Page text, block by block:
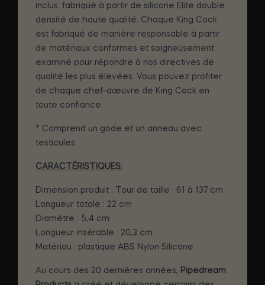
inclus. fabriqué à partir de silicone Elite double
densité de haute qualité. Chaque King Cock
est fabriqué de manière responsable à partir
de matériaux conformes et soigneusement
examiné pour répondre à nos directives de
qualité les plus élevées. Vous pouvez profiter
de chaque chef-dœuvre de King Cock en
toute confiance.
* Comprend un gode et un anneau avec
testicules.
CARACTÉRISTIQUES:
Dimension produit : Tour de taille : 61 à 137 cm
Longueur totale : 22 cm
Diamètre : 5,4 cm
Longueur insérable : 20,3 cm
Matériau : plastique ABS Nylon Silicone
Au cours des 20 dernières années, Pipedream